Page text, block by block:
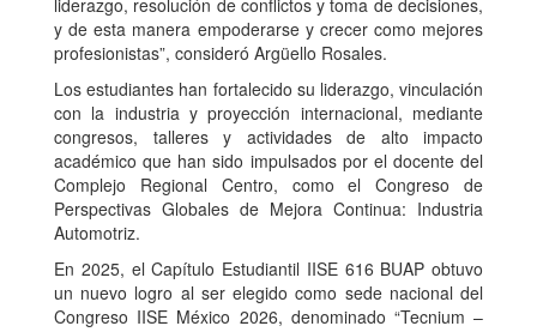
liderazgo, resolución de conflictos y toma de decisiones,
y de esta manera empoderarse y crecer como mejores
profesionistas”, consideró Argüello Rosales.
Los estudiantes han fortalecido su liderazgo, vinculación
con la industria y proyección internacional, mediante
congresos, talleres y actividades de alto impacto
académico que han sido impulsados por el docente del
Complejo Regional Centro, como el Congreso de
Perspectivas Globales de Mejora Continua: Industria
Automotriz.
En 2025, el Capítulo Estudiantil IISE 616 BUAP obtuvo
un nuevo logro al ser elegido como sede nacional del
Congreso IISE México 2026, denominado “Tecnium –